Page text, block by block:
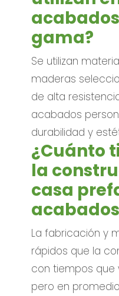
gama?
Se utilizan
maderas
de alta
acabados
durabilidad y
¿Cuánto
la
casa
La fabricación y
rápidos que la
con tiempos que
pero en